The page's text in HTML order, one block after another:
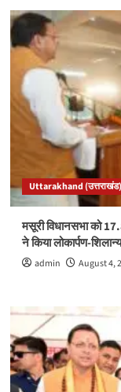
Uttarakhand (उत्तराखंड)
मसूरी विधानसभा को
ने किया लोकार्पण-
admin August 4,